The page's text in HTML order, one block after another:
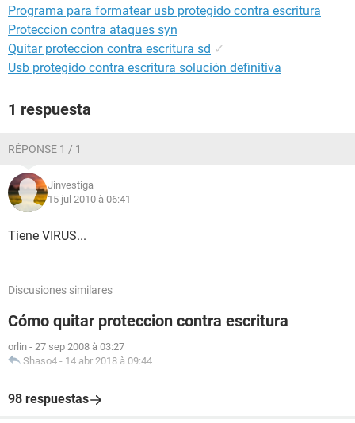
Programa para formatear usb protegido contra escritura
Proteccion contra ataques syn
Quitar proteccion contra escritura sd ✓
Usb protegido contra escritura solución definitiva
1 respuesta
RÉPONSE 1 / 1
Jinvestiga
15 jul 2010 à 06:41
Tiene VIRUS...
Discusiones similares
Cómo quitar proteccion contra escritura
orlin - 27 sep 2008 à 03:27
Shaso4 - 14 abr 2018 à 09:44
98 respuestas